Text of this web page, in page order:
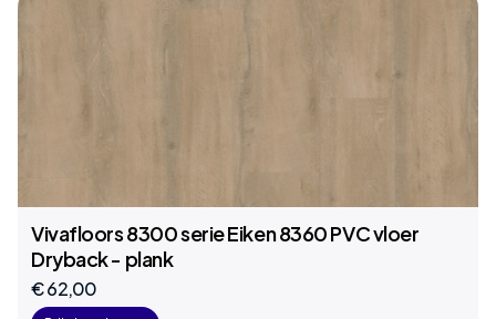
Vivafloors 8300 serie Eiken 8360 PVC vloer
Dryback - plank
€ 62,00